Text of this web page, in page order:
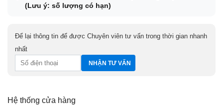
(Lưu ý: số lượng có hạn)
Để lại thông tin để được Chuyên viên tư vấn trong thời gian nhanh
nhất
Hệ thống cửa hàng